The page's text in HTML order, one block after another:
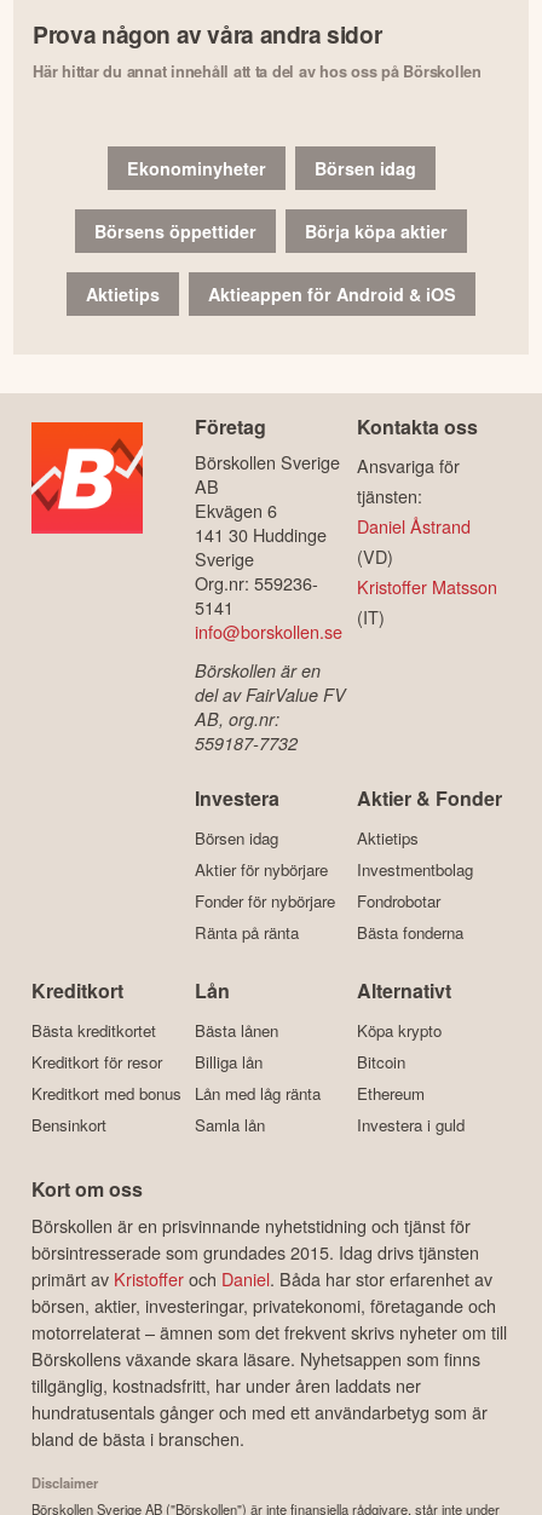
Prova någon av våra andra sidor
Här hittar du annat innehåll att ta del av hos oss på Börskollen
Ekonominyheter Börsen idag
Börsens öppettider Börja köpa aktier
Aktietips Aktieappen för Android & iOS
Företag
Börskollen Sverige
AB
Ekvägen 6
141 30 Huddinge
Sverige
Org.nr: 559236-
5141
info@borskollen.se
Börskollen är en
del av FairValue FV
AB, org.nr:
559187-7732
Kontakta oss
Ansvariga för
tjänsten:
Daniel Åstrand
(VD)
Kristoffer Matsson
(IT)
Investera
Börsen idag
Aktier för nybörjare
Fonder för nybörjare
Ränta på ränta
Aktier & Fonder
Aktietips
Investmentbolag
Fondrobotar
Bästa fonderna
Kreditkort
Bästa kreditkortet
Kreditkort för resor
Kreditkort med bonus
Bensinkort
Lån
Bästa lånen
Billiga lån
Lån med låg ränta
Samla lån
Alternativt
Köpa krypto
Bitcoin
Ethereum
Investera i guld
Kort om oss
Börskollen är en prisvinnande nyhetstidning och tjänst för
börsintresserade som grundades 2015. Idag drivs tjänsten
primärt av Kristofferoch Daniel. Båda har stor erfarenhet av
börsen, aktier, investeringar, privatekonomi, företagande och
motorrelaterat – ämnen som det frekvent skrivs nyheter om till
Börskollens växande skara läsare. Nyhetsappen som finns
tillgänglig, kostnadsfritt, har under åren laddats ner
hundratusentals gånger och med ett användarbetyg som är
bland de bästa i branschen.
Disclaimer
Börskollen Sverige AB ("Börskollen") är inte finansiella rådgivare, står inte under